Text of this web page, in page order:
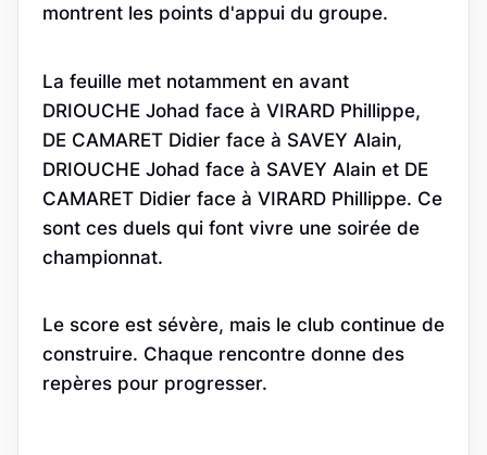
montrent les points d'appui du groupe.
La feuille met notamment en avant
DRIOUCHE Johad face à VIRARD Phillippe,
DE CAMARET Didier face à SAVEY Alain,
DRIOUCHE Johad face à SAVEY Alain et DE
CAMARET Didier face à VIRARD Phillippe. Ce
sont ces duels qui font vivre une soirée de
championnat.
Le score est sévère, mais le club continue de
construire. Chaque rencontre donne des
repères pour progresser.